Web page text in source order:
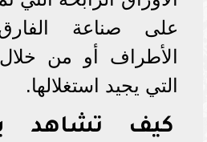
على صناعة
الأطراف أو من خلال
التي يجيد استغلالها.
كيف تشاهد